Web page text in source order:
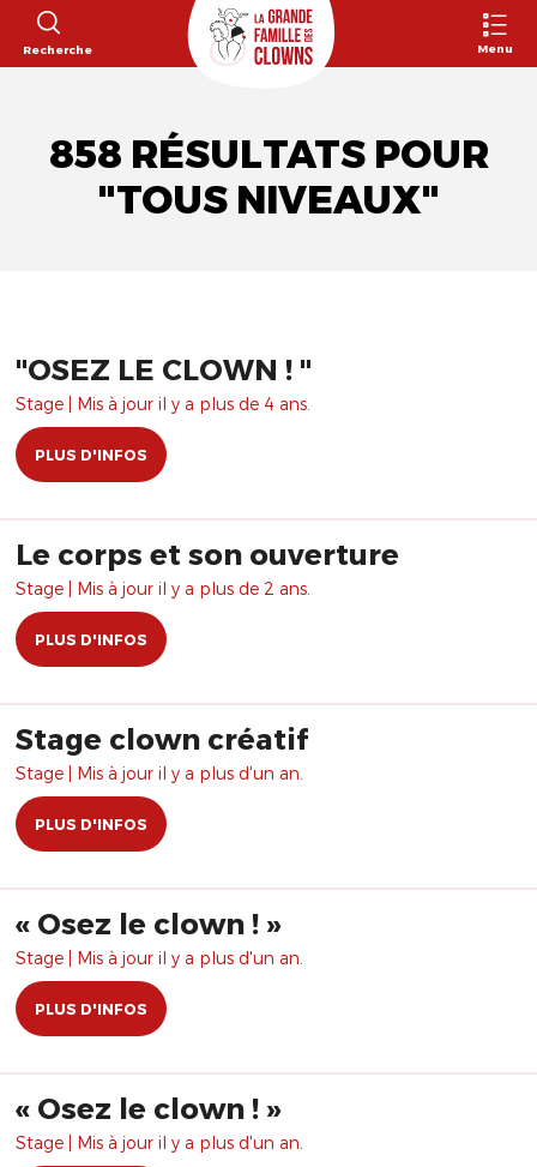
Recherche Menu
858 RÉSULTATS POUR
"TOUS NIVEAUX"
"OSEZ LE CLOWN ! "
Stage | Mis à jour il y a plus de 4 ans.
PLUS D'INFOS
Le corps et son ouverture
Stage | Mis à jour il y a plus de 2 ans.
PLUS D'INFOS
Stage clown créatif
Stage | Mis à jour il y a plus d'un an.
PLUS D'INFOS
​« Osez le clown ! »
Stage | Mis à jour il y a plus d'un an.
PLUS D'INFOS
​« Osez le clown ! »
Stage | Mis à jour il y a plus d'un an.